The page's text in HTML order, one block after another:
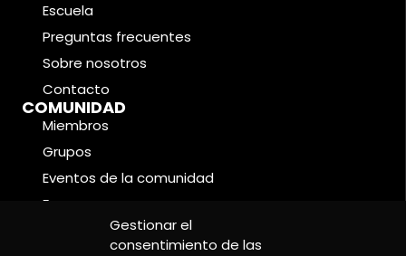
Gestionar el
consentimiento de las
Escuela
Preguntas frecuentes
Sobre nosotros
Contacto
COMUNIDAD
Miembros
Grupos
Eventos de la comunidad
Foros
CONDICIONES LEGALES
Política de cookies